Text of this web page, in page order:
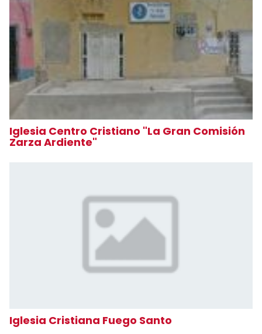
Iglesia Centro Cristiano "La Gran Comisión
Zarza Ardiente"
Iglesia Cristiana Fuego Santo